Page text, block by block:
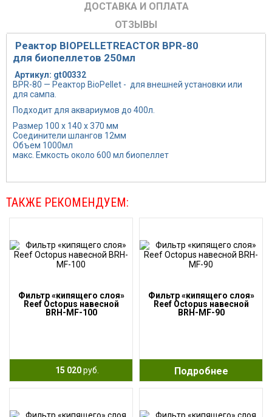
ДОСТАВКА И ОПЛАТА
ОТЗЫВЫ
Реактор BIOPELLETREACTOR BPR-80
для биопеллетов 250мл
Артикул: gt00332
BPR-80 — Реактор BioPellet - для внешней установки или
для сампа.
Подходит для аквариумов до 400л.
Размер 100 x 140 x 370 мм
Соединители шлангов 12мм
Объем 1000мл
макс. Емкость около 600 мл биопеллет
ТАКЖЕ РЕКОМЕНДУЕМ:
Фильтр «кипящего слоя»
Reef Octopus навесной
BRH-MF-100
15 020руб.
Фильтр «кипящего слоя»
Reef Octopus навесной
BRH-MF-90
Подробнее